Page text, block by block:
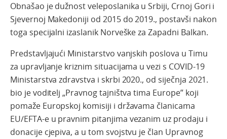
Obnašao je dužnost veleposlanika u Srbiji, Crnoj Gori i
Sjevernoj Makedoniji od 2015 do 2019., postavši nakon
toga specijalni izaslanik Norveške za Zapadni Balkan.
Predstavljajući Ministarstvo vanjskih poslova u Timu
za upravljanje kriznim situacijama u vezi s COVID-19
Ministarstva zdravstva i skrbi 2020., od siječnja 2021.
bio je voditelj „Pravnog tajništva tima Europe” koji
pomaže Europskoj komisiji i državama članicama
EU/EFTA-e u pravnim pitanjima vezanim uz prodaju i
donacije cjepiva, a u tom svojstvu je član Upravnog